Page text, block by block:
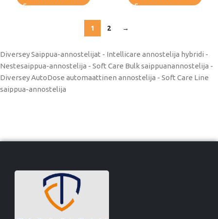
1 2 →
Diversey Saippua-annostelijat - Intellicare annostelija hybridi -
Nestesaippua-annostelija - Soft Care Bulk saippuanannostelija -
Diversey AutoDose automaattinen annostelija - Soft Care Line
saippua-annostelija